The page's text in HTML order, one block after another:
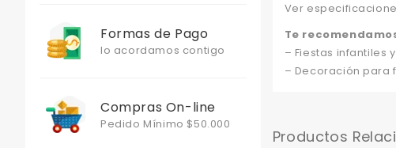
Ver
Te
– Fiestas infantiles
– Decoración para
Productos
Formas de Pago
lo acordamos contigo
Compras On-line
Pedido Mínimo $50.000